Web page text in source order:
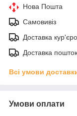
Нова Пошта
Самовивіз
Доставка
Доставка
Всі умови
Умови оплати